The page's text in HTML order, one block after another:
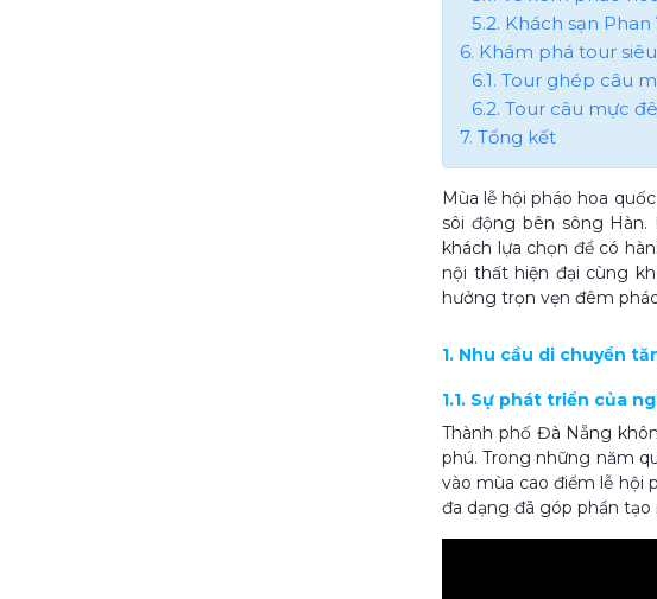
5.2. Khách sạn Phan
6. Khám phá tour
6.1. Tour ghép câu
6.2. Tour câu mực
7. Tổng kết
Mùa lễ hội pháo hoa
sôi động bên sông
khách lựa chọn để có
nội thất hiện đại cùng
hưởng trọn vẹn đêm
1. Nhu cầu di chuyển
1.1. Sự phát triển của
Thành phố Đà Nẵng
phú. Trong những năm
vào mùa cao điểm lễ hội
đa dạng đã góp phần